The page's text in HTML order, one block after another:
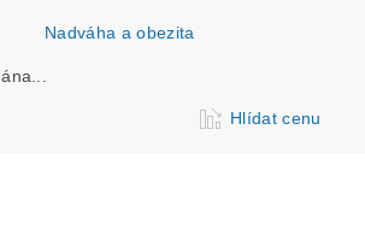
Nadváha a obezita
Hlídat cenu